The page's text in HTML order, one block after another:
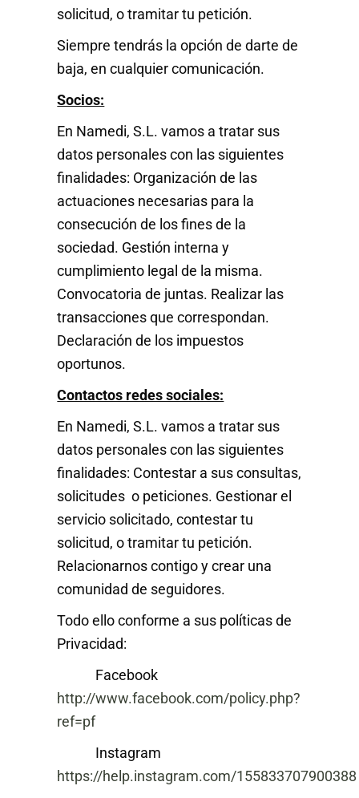
solicitud, o tramitar tu petición.
Siempre tendrás la opción de darte de
baja, en cualquier comunicación.
Socios:
En Namedi, S.L. vamos a tratar sus
datos personales con las siguientes
finalidades: Organización de las
actuaciones necesarias para la
consecución de los fines de la
sociedad. Gestión interna y
cumplimiento legal de la misma.
Convocatoria de juntas. Realizar las
transacciones que correspondan.
Declaración de los impuestos
oportunos.
Contactos redes sociales:
En Namedi, S.L. vamos a tratar sus
datos personales con las siguientes
finalidades: Contestar a sus consultas,
solicitudes o peticiones. Gestionar el
servicio solicitado, contestar tu
solicitud, o tramitar tu petición.
Relacionarnos contigo y crear una
comunidad de seguidores.
Todo ello conforme a sus políticas de
Privacidad:
Facebook
http://www.facebook.com/policy.php?
ref=pf
Instagram
https://help.instagram.com/155833707900388